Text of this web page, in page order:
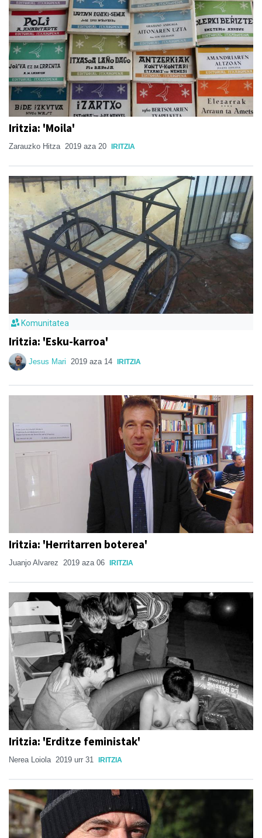
Iritzia: 'Moila'
Zarauzko Hitza 2019 aza 20 IRITZIA
Komunitatea
Iritzia: 'Esku-karroa'
Jesus Mari 2019 aza 14 IRITZIA
Iritzia: 'Herritarren boterea'
Juanjo Alvarez 2019 aza 06 IRITZIA
Iritzia: 'Erditze feministak'
Nerea Loiola 2019 urr 31 IRITZIA